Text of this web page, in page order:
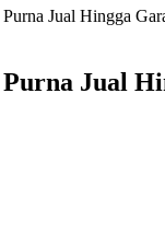
Jual Hingga
Jual